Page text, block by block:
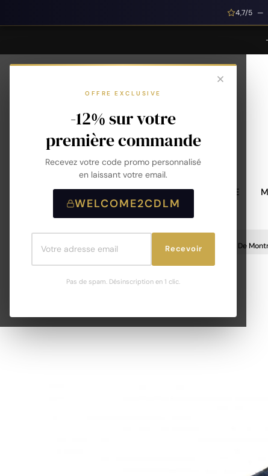
4,7/5 —
OFFRE EXCLUSIVE
-12% sur votre
première commande
Recevez votre code promo personnalisé
en laissant votre email.
WELCOME2CDLM
Recevoir
Pas de spam. Désinscription en 1 clic.
MONTRES HOMME
Accueil Accessoires De Montre Bracelet De